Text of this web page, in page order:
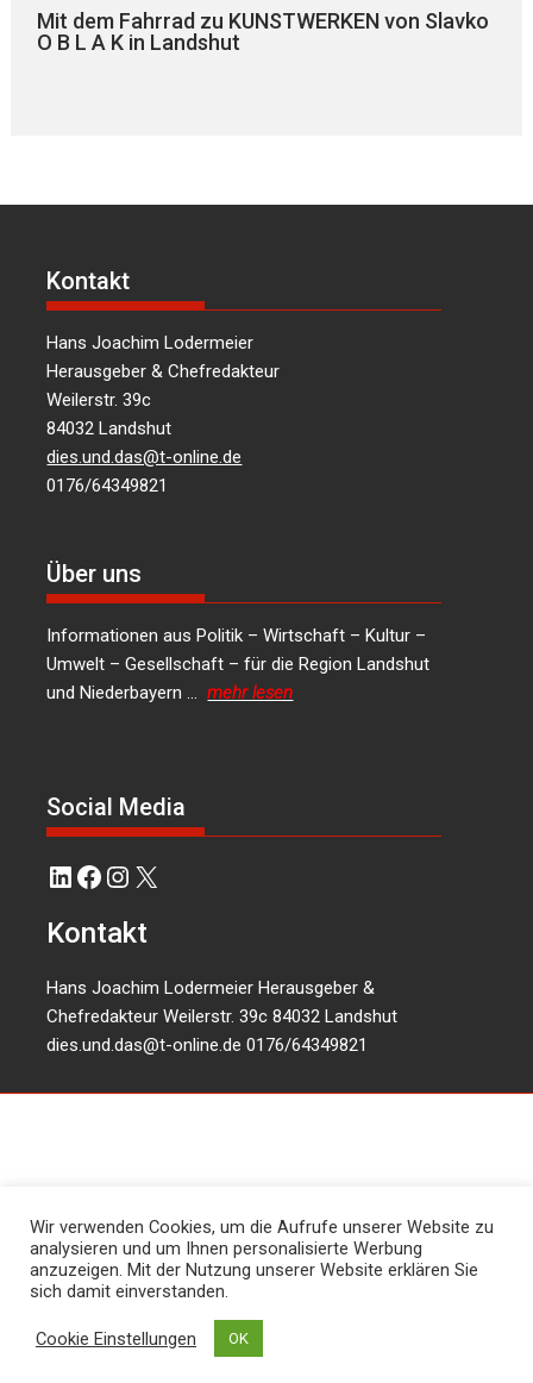
Mit dem Fahrrad zu KUNSTWERKEN von Slavko
O B L A K in Landshut
Kontakt
Hans Joachim Lodermeier
Herausgeber & Chefredakteur
Weilerstr. 39c
84032 Landshut
dies.und.das@t-online.de
0176/64349821
Über uns
Informationen aus Politik – Wirtschaft – Kultur –
Umwelt – Gesellschaft – für die Region Landshut
und Niederbayern …mehr lesen
Social Media
LinkedIn
Facebook
Instagram
X
Kontakt
Hans Joachim Lodermeier Herausgeber &
Chefredakteur Weilerstr. 39c 84032 Landshut
dies.und.das@t-online.de 0176/64349821
Wir verwenden Cookies, um die Aufrufe unserer Website zu
analysieren und um Ihnen personalisierte Werbung
anzuzeigen. Mit der Nutzung unserer Website erklären Sie
sich damit einverstanden.
Cookie Einstellungen OK